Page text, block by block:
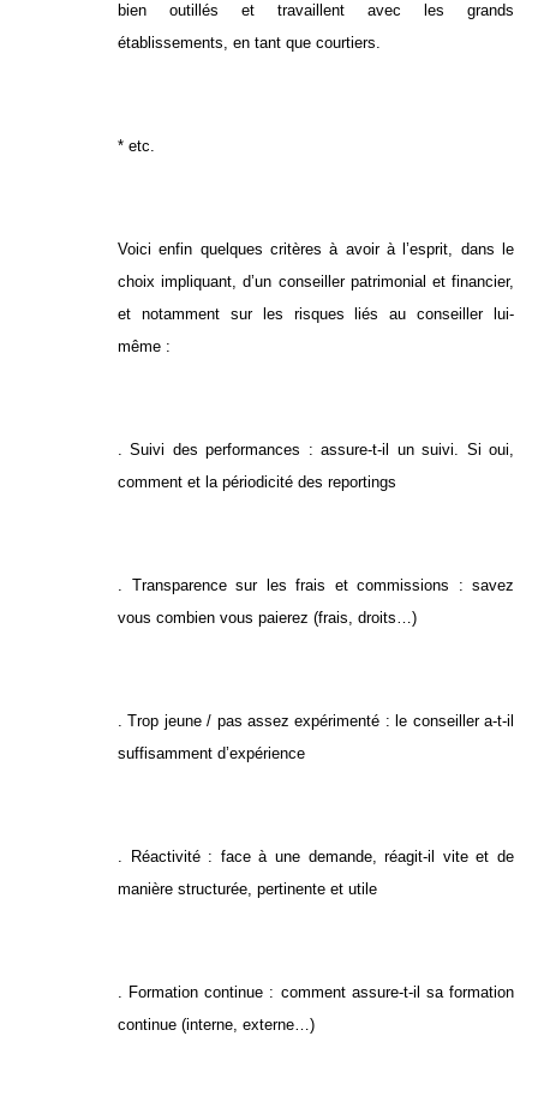
bien outillés et travaillent avec les grands
établissements, en tant que courtiers.
* etc.
Voici enfin quelques critères à avoir à l’esprit, dans le
choix impliquant, d’un conseiller patrimonial et financier,
et notamment sur les risques liés au conseiller lui-
même :
. Suivi des performances : assure-t-il un suivi. Si oui,
comment et la périodicité des reportings
. Transparence sur les frais et commissions : savez
vous combien vous paierez (frais, droits…)
. Trop jeune / pas assez expérimenté : le conseiller a-t-il
suffisamment d’expérience
. Réactivité : face à une demande, réagit-il vite et de
manière structurée, pertinente et utile
. Formation continue : comment assure-t-il sa formation
continue (interne, externe…)